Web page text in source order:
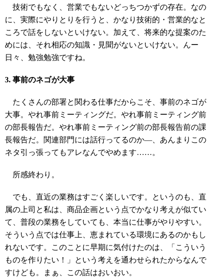
技術でもなく、営業でもないどっちつかずの存在。なの
に、実際にやりとりを行うと、かなり技術的・営業的なと
ころで話をしないといけない。加えて、将来的な提案のた
めには、それ相応の知識・見聞がないといけない。んー
日々、勉強勉強ですね。
3. 事前のネゴが大事
たくさんの部署と関わる仕事だからこそ、事前のネゴが
大事。やれ事前ミーティングだ。やれ事前ミーティング前
の部長報告だ。やれ事前ミーティング前の部長報告前の課
長報告だ。関連部門には話行ってるのか―、あんまりこの
ネタ引っ張ってもアレなんでやめます……。
所感終わり。
でも、直近の業務はすごく楽しいです。というのも、直
属の上司と私は、商品企画という点でかなり考えが似てい
て、普段の業務をしていても、本当に仕事がやりやすい。
そういう点では仕事上、恵まれている環境にあるのかもし
れないです。このことに早期に気付けたのは、「こういう
ものを作りたい！」という考えを通わせられたからなんで
すけども。まぁ、この話はおいおい。